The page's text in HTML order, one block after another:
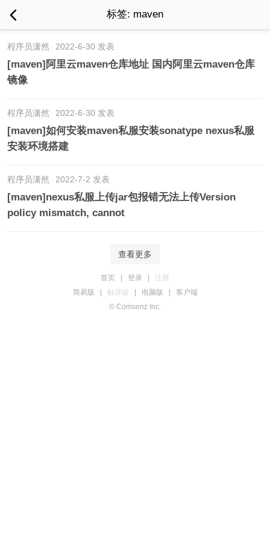
标签: maven
程序员潇然 2022-6-30 发表
[maven]阿里云maven仓库地址 国内阿里云maven仓库
镜像
程序员潇然 2022-6-30 发表
[maven]如何安装maven私服安装sonatype nexus私服
安装环境搭建
程序员潇然 2022-7-2 发表
[maven]nexus私服上传jar包报错无法上传Version
policy mismatch, cannot
查看更多
首页 登录
注册
简易版
触屏版 电脑版
客户端
© Comsenz Inc.